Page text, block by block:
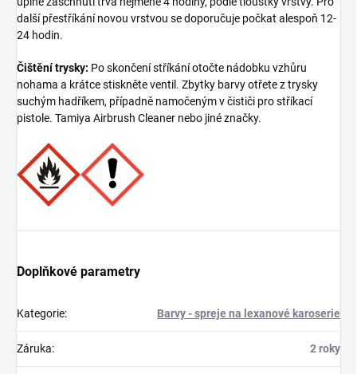
další přestříkání novou vrstvou se doporučuje počkat alespoň 12-
24 hodin.
Čištění trysky: Po skončení stříkání otočte nádobku vzhůru
nohama a krátce stiskněte ventil. Zbytky barvy otřete z trysky
suchým hadříkem, případně namočeným v čističi pro stříkací
pistole. Tamiya Airbrush Cleaner nebo jiné značky.
Doplňkové parametry
Kategorie: Barvy - spreje na lexanové karoserie
Záruka: 2 roky